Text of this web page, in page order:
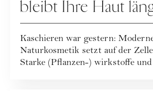
bleibt Ihre Haut
Kaschieren war gestern:
Naturkosmetik setzt auf der
Starke (Pflanzen-) wirkstoffe